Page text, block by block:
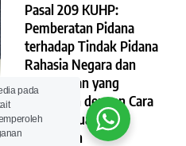
Pasal 209 KUHP:
Pemberatan Pidana
terhadap Tindak Pidana
Rahasia Negara dan
Pertahanan yang
Dilakukan dengan Cara
Curang, Suap, atau
Kekerasan
pada